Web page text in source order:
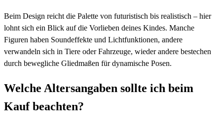
Beim Design reicht die Palette von futuristisch bis realistisch – hier
lohnt sich ein Blick auf die Vorlieben deines Kindes. Manche
Figuren haben Soundeffekte und Lichtfunktionen, andere
verwandeln sich in Tiere oder Fahrzeuge, wieder andere bestechen
durch bewegliche Gliedmaßen für dynamische Posen.
Welche Altersangaben sollte ich beim
Kauf beachten?